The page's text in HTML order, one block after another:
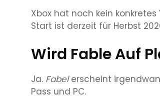
Xbox hat noch kein
Start ist derzeit für Herbst
Wird Fable Auf
Ja. Fabelerscheint
Pass und PC.